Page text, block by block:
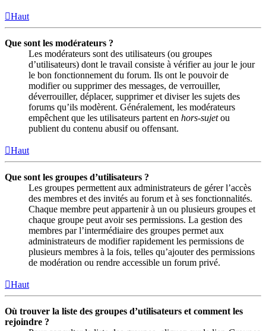
Haut
Que sont les modérateurs ?
Les modérateurs sont des utilisateurs (ou groupes
d’utilisateurs) dont le travail consiste à vérifier au jour le jour
le bon fonctionnement du forum. Ils ont le pouvoir de
modifier ou supprimer des messages, de verrouiller,
déverrouiller, déplacer, supprimer et diviser les sujets des
forums qu’ils modèrent. Généralement, les modérateurs
empêchent que les utilisateurs partent en hors-sujetou
publient du contenu abusif ou offensant.
Haut
Que sont les groupes d’utilisateurs ?
Les groupes permettent aux administrateurs de gérer l’accès
des membres et des invités au forum et à ses fonctionnalités.
Chaque membre peut appartenir à un ou plusieurs groupes et
chaque groupe peut avoir ses permissions. La gestion des
membres par l’intermédiaire des groupes permet aux
administrateurs de modifier rapidement les permissions de
plusieurs membres à la fois, telles qu’ajouter des permissions
de modération ou rendre accessible un forum privé.
Haut
Où trouver la liste des groupes d’utilisateurs et comment les
rejoindre ?